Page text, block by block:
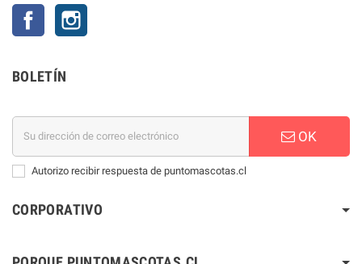
Facebook
BOLETÍN
OK
Autorizo recibir respuesta de puntomascotas.cl
CORPORATIVO